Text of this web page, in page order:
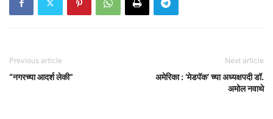
Previous article
“नगरच्या आदर्श लेकी”
Next article
अमेरिका : ‘मेडपॅक’ च्या अध्यक्षपदी डॉ.
अमोल नवाथे